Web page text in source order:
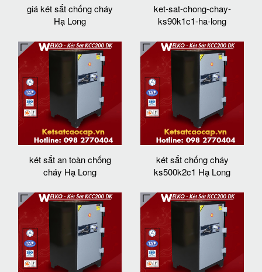
giá két sắt chống cháy
Hạ Long
ket-sat-chong-chay-
ks90k1c1-ha-long
két sắt an toàn chống
cháy Hạ Long
két sắt chống cháy
ks500k2c1 Hạ Long